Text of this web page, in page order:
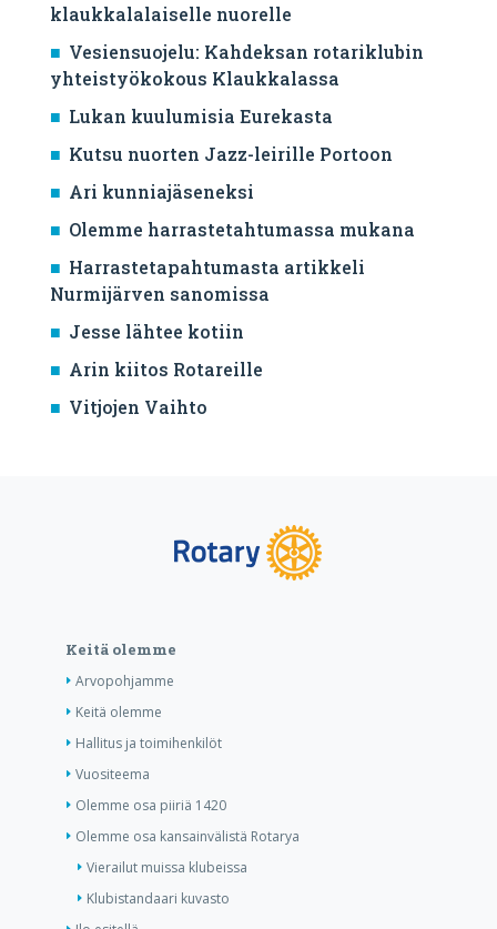
klaukkalalaiselle nuorelle
Vesiensuojelu: Kahdeksan rotariklubin
yhteistyökokous Klaukkalassa
Lukan kuulumisia Eurekasta
Kutsu nuorten Jazz-leirille Portoon
Ari kunniajäseneksi
Olemme harrastetahtumassa mukana
Harrastetapahtumasta artikkeli
Nurmijärven sanomissa
Jesse lähtee kotiin
Arin kiitos Rotareille
Vitjojen Vaihto
Keitä olemme
Arvopohjamme
Keitä olemme
Hallitus ja toimihenkilöt
Vuositeema
Olemme osa piiriä 1420
Olemme osa kansainvälistä Rotarya
Vierailut muissa klubeissa
Klubistandaari kuvasto